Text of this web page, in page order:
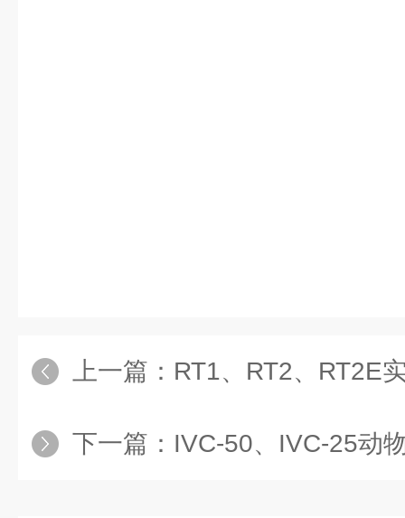
上一篇： RT1、RT2、RT2E
下一篇： IVC-50、IVC-25动